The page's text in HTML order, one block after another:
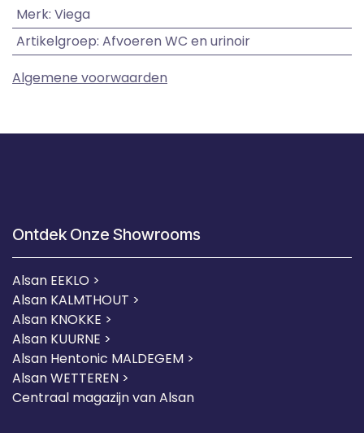
Merk: Viega
Artikelgroep: Afvoeren WC en urinoir
Algemene voorwaarden
Ontdek Onze Showrooms
Alsan EEKLO >
Alsan KALMTHOUT >
Alsan KNOKKE >
Alsan KUURNE >
Alsan Hentonic MALDEGEM >
Alsan WETTEREN >
Centraal magazijn van Alsan